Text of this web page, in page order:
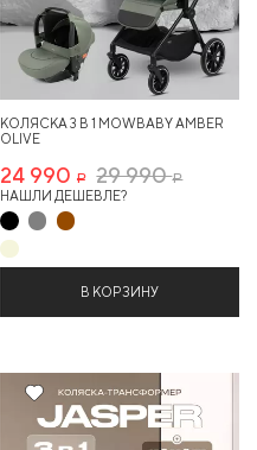
КОЛЯСКА 3 В 1 MOWBABY AMBER
OLIVE
24 990 Р 29 990Р
НАШЛИ ДЕШЕВЛЕ?
В КОРЗИНУ